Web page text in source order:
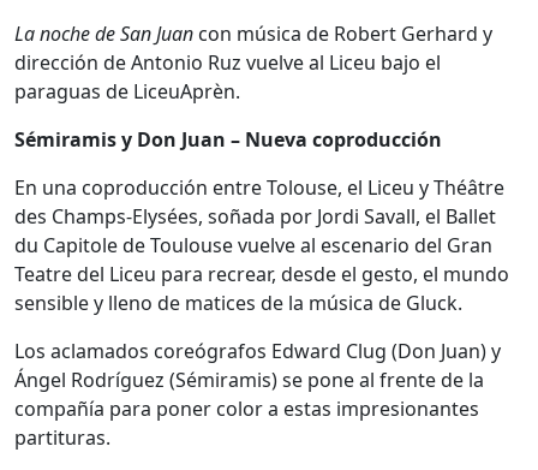
La noche de San Juan con música de Robert Gerhard y
dirección de Antonio Ruz vuelve al Liceu bajo el
paraguas de LiceuAprèn.
Sémiramis y Don Juan – Nueva coproducción
En una coproducción entre Tolouse, el Liceu y Théâtre
des Champs-Elysées, soñada por Jordi Savall, el Ballet
du Capitole de Toulouse vuelve al escenario del Gran
Teatre del Liceu para recrear, desde el gesto, el mundo
sensible y lleno de matices de la música de Gluck.
Los aclamados coreógrafos Edward Clug (Don Juan) y
Ángel Rodríguez (Sémiramis) se pone al frente de la
compañía para poner color a estas impresionantes
partituras.